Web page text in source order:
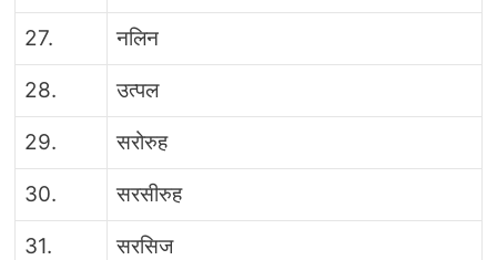
27. नलिन
28. उत्पल
29. सरोरुह
30. सरसीरुह
31. सरसिज